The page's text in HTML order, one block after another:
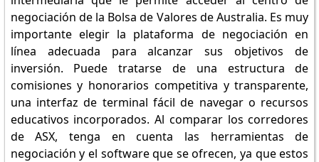
negociación de la Bolsa de Valores de Australia. Es muy
importante elegir la plataforma de negociación en
línea adecuada para alcanzar sus objetivos de
inversión. Puede tratarse de una estructura de
comisiones y honorarios competitiva y transparente,
una interfaz de terminal fácil de navegar o recursos
educativos incorporados. Al comparar los corredores
de ASX, tenga en cuenta las herramientas de
negociación y el software que se ofrecen, ya que estos